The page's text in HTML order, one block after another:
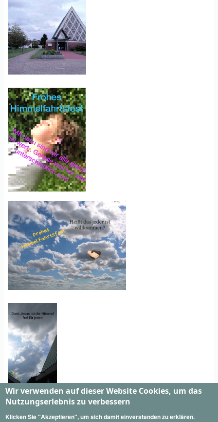
Wir verwenden auf dieser Website Cookies, um das
Nutzungserlebnis zu verbessern
Klicken Sie "Akzeptieren", um sich damit einverstanden zu erklären.